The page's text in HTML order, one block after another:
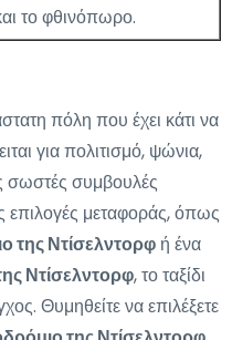
το φθινόπωρο.
πόλη που έχει κάτι να
για πολιτισμό, ψώνια,
σωστές συμβουλές
επιλογές μεταφοράς, όπως
της Ντίσελντορφ ή ένα
Ντίσελντορφ, το ταξίδι
Θυμηθείτε να επιλέξετε